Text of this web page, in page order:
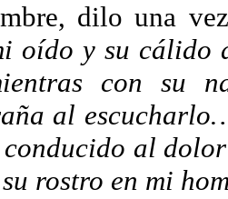
dilo una
oído y su
con su
al
conducido al
rostro en mi